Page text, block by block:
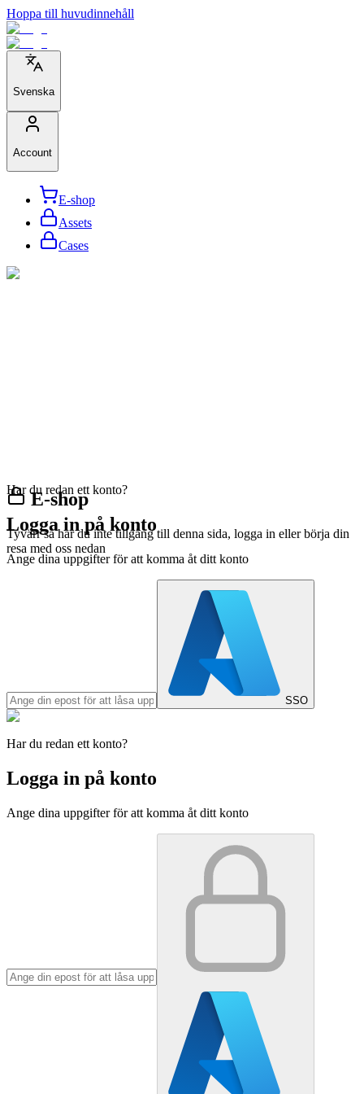
Hoppa till huvudinnehåll
Svenska
Account
E-shop
Assets
Cases
E-shop
Tyvärr så har du inte tillgång till denna sida, logga in eller börja din
resa med oss nedan
Har du redan ett konto?
Logga in på konto
Ange dina uppgifter för att komma åt ditt konto
SSO
Har du redan ett konto?
Logga in på konto
Ange dina uppgifter för att komma åt ditt konto